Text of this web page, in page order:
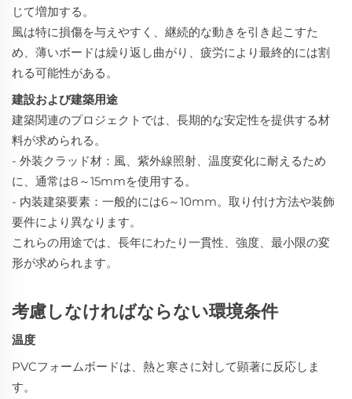
じて増加する。
風は特に損傷を与えやすく、継続的な動きを引き起こすた
め、薄いボードは繰り返し曲がり、疲労により最終的には割
れる可能性がある。
建設および建築用途
建築関連のプロジェクトでは、長期的な安定性を提供する材
料が求められる。
- 外装クラッド材：風、紫外線照射、温度変化に耐えるため
に、通常は8～15mmを使用する。
- 内装建築要素：一般的には6～10mm。取り付け方法や装飾
要件により異なります。
これらの用途では、長年にわたり一貫性、強度、最小限の変
形が求められます。
考慮しなければならない環境条件
温度
PVCフォームボードは、熱と寒さに対して顕著に反応しま
す。